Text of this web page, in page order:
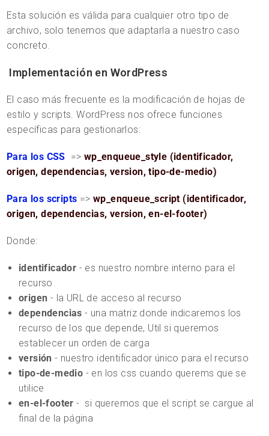
Esta solución es válida para cualquier otro tipo de
archivo, solo tenemos que adaptarla a nuestro caso
concreto.
Implementación en WordPress
El caso más frecuente es la modificación de hojas de
estilo y scripts. WordPress nos ofrece funciones
específicas para gestionarlos:
Para los CSS => wp_enqueue_style (identificador,
origen, dependencias, version, tipo-de-medio)
Para los scripts =>wp_enqueue_script (identificador,
origen, dependencias, version, en-el-footer)
Donde:
identificador - es nuestro nombre interno para el
recurso
origen - la URL de acceso al recurso
dependencias- una matriz donde indicaremos los
recurso de los que depende, Util si queremos
establecer un orden de carga
versión- nuestro identificador único para el recurso
tipo-de-medio - en los css cuando querems que se
utilice
en-el-footer- si queremos que el script se cargue al
final de la página